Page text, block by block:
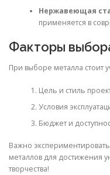
Нержавеющая
применяется в
Факторы
При выборе металла стоит
Цель и стиль
Условия
Бюджет и
Важно
металлов для достижения
творчества!